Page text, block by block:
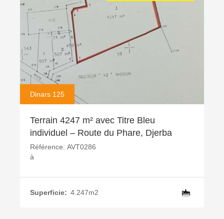
Dinars 125
Terrain 4247 m² avec Titre Bleu
individuel – Route du Phare, Djerba
Référence: AVT0286
à
Superficie: 4.247m2